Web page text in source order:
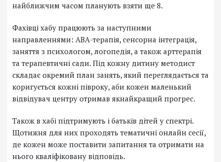
найближчим часом планують взяти ще 8.
Фахівці хабу працюють за наступними
направленнями: АВА-терапія, сенсорна інтеграція,
заняття з психологом, логопедія, а також арттерапія
та терапевтичні сади. Під кожну дитину методист
складає окремий план занять, який переглядається та
коригується кожні півроку, аби кожен маленький
відвідувач центру отримав якнайкращий прогрес.
Також в хабі підтримують і батьків дітей у спектрі.
Щотижня для них проходять тематичні онлайн сесії,
де кожен може поставити запитання та отримати на
нього кваліфіковану відповідь.